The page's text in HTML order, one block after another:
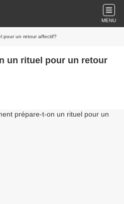
MENU
pour un retour affectif?
un rituel pour un retour